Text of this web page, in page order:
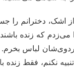
اشک، دخترانم را
می‌زدم که زنده
لباس بخرم.
نکنم، فقط زنده